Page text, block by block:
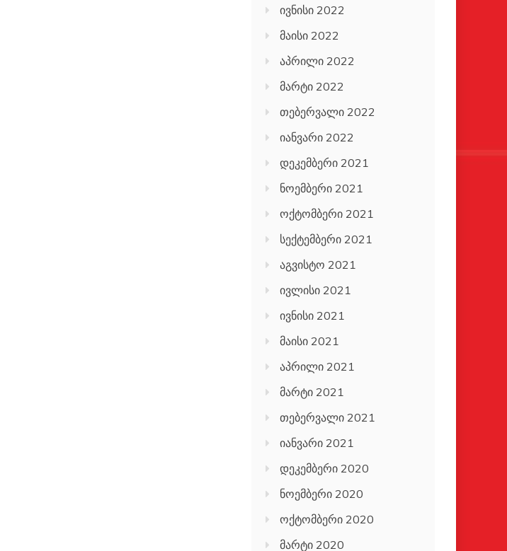
ივნისი 2022
მაისი 2022
აპრილი 2022
მარტი 2022
თებერვალი 2022
იანვარი 2022
დეკემბერი 2021
ნოემბერი 2021
ოქტომბერი 2021
სექტემბერი 2021
აგვისტო 2021
ივლისი 2021
ივნისი 2021
მაისი 2021
აპრილი 2021
მარტი 2021
თებერვალი 2021
იანვარი 2021
დეკემბერი 2020
ნოემბერი 2020
ოქტომბერი 2020
მარტი 2020